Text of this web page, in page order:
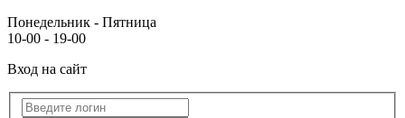
Понедельник - Пятница
10-00 - 19-00
Вход на сайт